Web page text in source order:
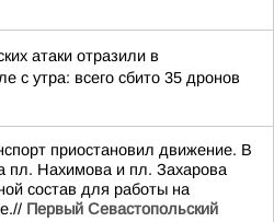
атаки отразили в
с утра: всего сбито 35 дронов
приостановил движение. В
пл. Нахимова и пл. Захарова
состав для работы на
Первый Севастопольский